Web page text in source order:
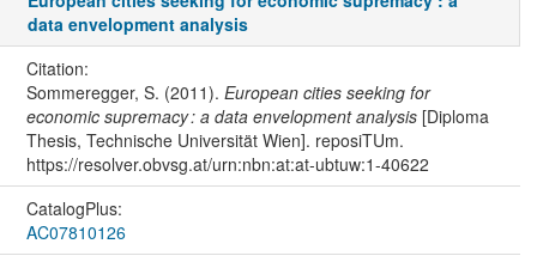
data envelopment analysis
Citation:
Sommeregger, S. (2011). European cities seeking for
economic supremacy : a data envelopment analysis[Diploma
Thesis, Technische Universität Wien]. reposiTUm.
https://resolver.obvsg.at/urn:nbn:at:at-ubtuw:1-40622
CatalogPlus:
AC07810126